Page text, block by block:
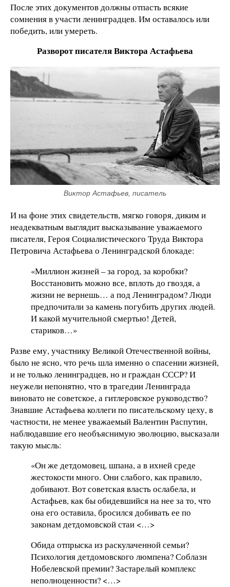
После этих документов должны отпасть всякие
сомнения в участи ленинградцев. Им оставалось или
победить, или умереть.
Разворот писателя Виктора Астафьева
Виктор Астафьев, писатель
И на фоне этих свидетельств, мягко говоря, диким и
неадекватным выглядит высказывание уважаемого
писателя, Героя Социалистического Труда Виктора
Петровича Астафьева о Ленинградской блокаде:
«Миллион жизней – за город, за коробки?
Восстановить можно все, вплоть до гвоздя, а
жизни не вернешь… а под Ленинградом? Люди
предпочитали за камень погубить других людей.
И какой мучительной смертью! Детей,
стариков…»
Разве ему, участнику Великой Отечественной войны,
было не ясно, что речь шла именно о спасении жизней,
и не только ленинградцев, но и граждан СССР? И
неужели непонятно, что в трагедии Ленинграда
виновато не советское, а гитлеровское руководство?
Знавшие Астафьева коллеги по писательскому цеху, в
частности, не менее уважаемый Валентин Распутин,
наблюдавшие его необъяснимую эволюцию, высказали
такую мысль:
«Он же детдомовец, шпана, а в ихней среде
жестокости много. Они слабого, как правило,
добивают. Вот советская власть ослабела, и
Астафьев, как бы обидевшийся на нее за то, что
она его оставила, бросился добивать ее по
законам детдомовской стаи <…>
Обида отпрыска из раскулаченной семьи?
Психология детдомовского люмпена? Соблазн
Нобелевской премии? Застарелый комплекс
неполноценности? <…>